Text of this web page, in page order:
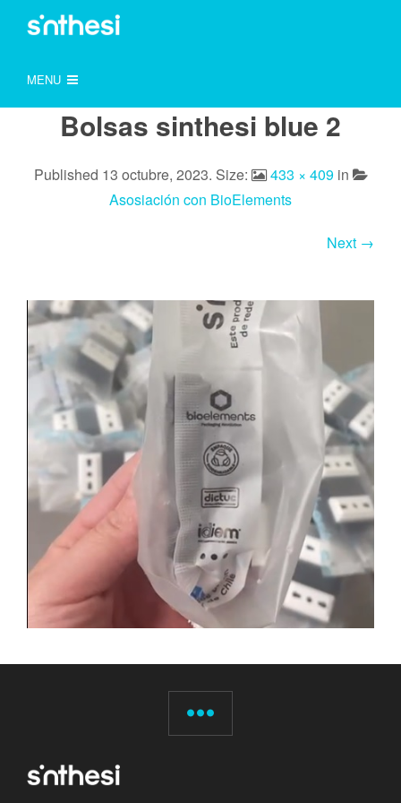
MENU
Bolsas sinthesi blue 2
Published 13 octubre, 2023. Size: 433 × 409in
Asosiación con BioElements
Next →